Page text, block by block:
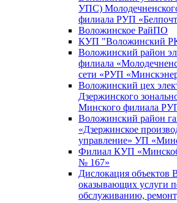
УПС)
филиала РУП
Воложинское РайПО
КУП "Воложинский
Воложинский район
филиала
сети «РУП
Воложинский цех
Дзержинского
Минского филиала
Воложинский район
«Дзержинское
управление» УП
Филиал КУП
№ 167»
Дислокация объектов
оказывающих услуги
обслуживанию,